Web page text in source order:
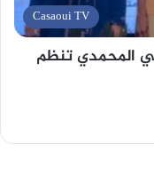
Casaoui TV
المحمدي تنظم